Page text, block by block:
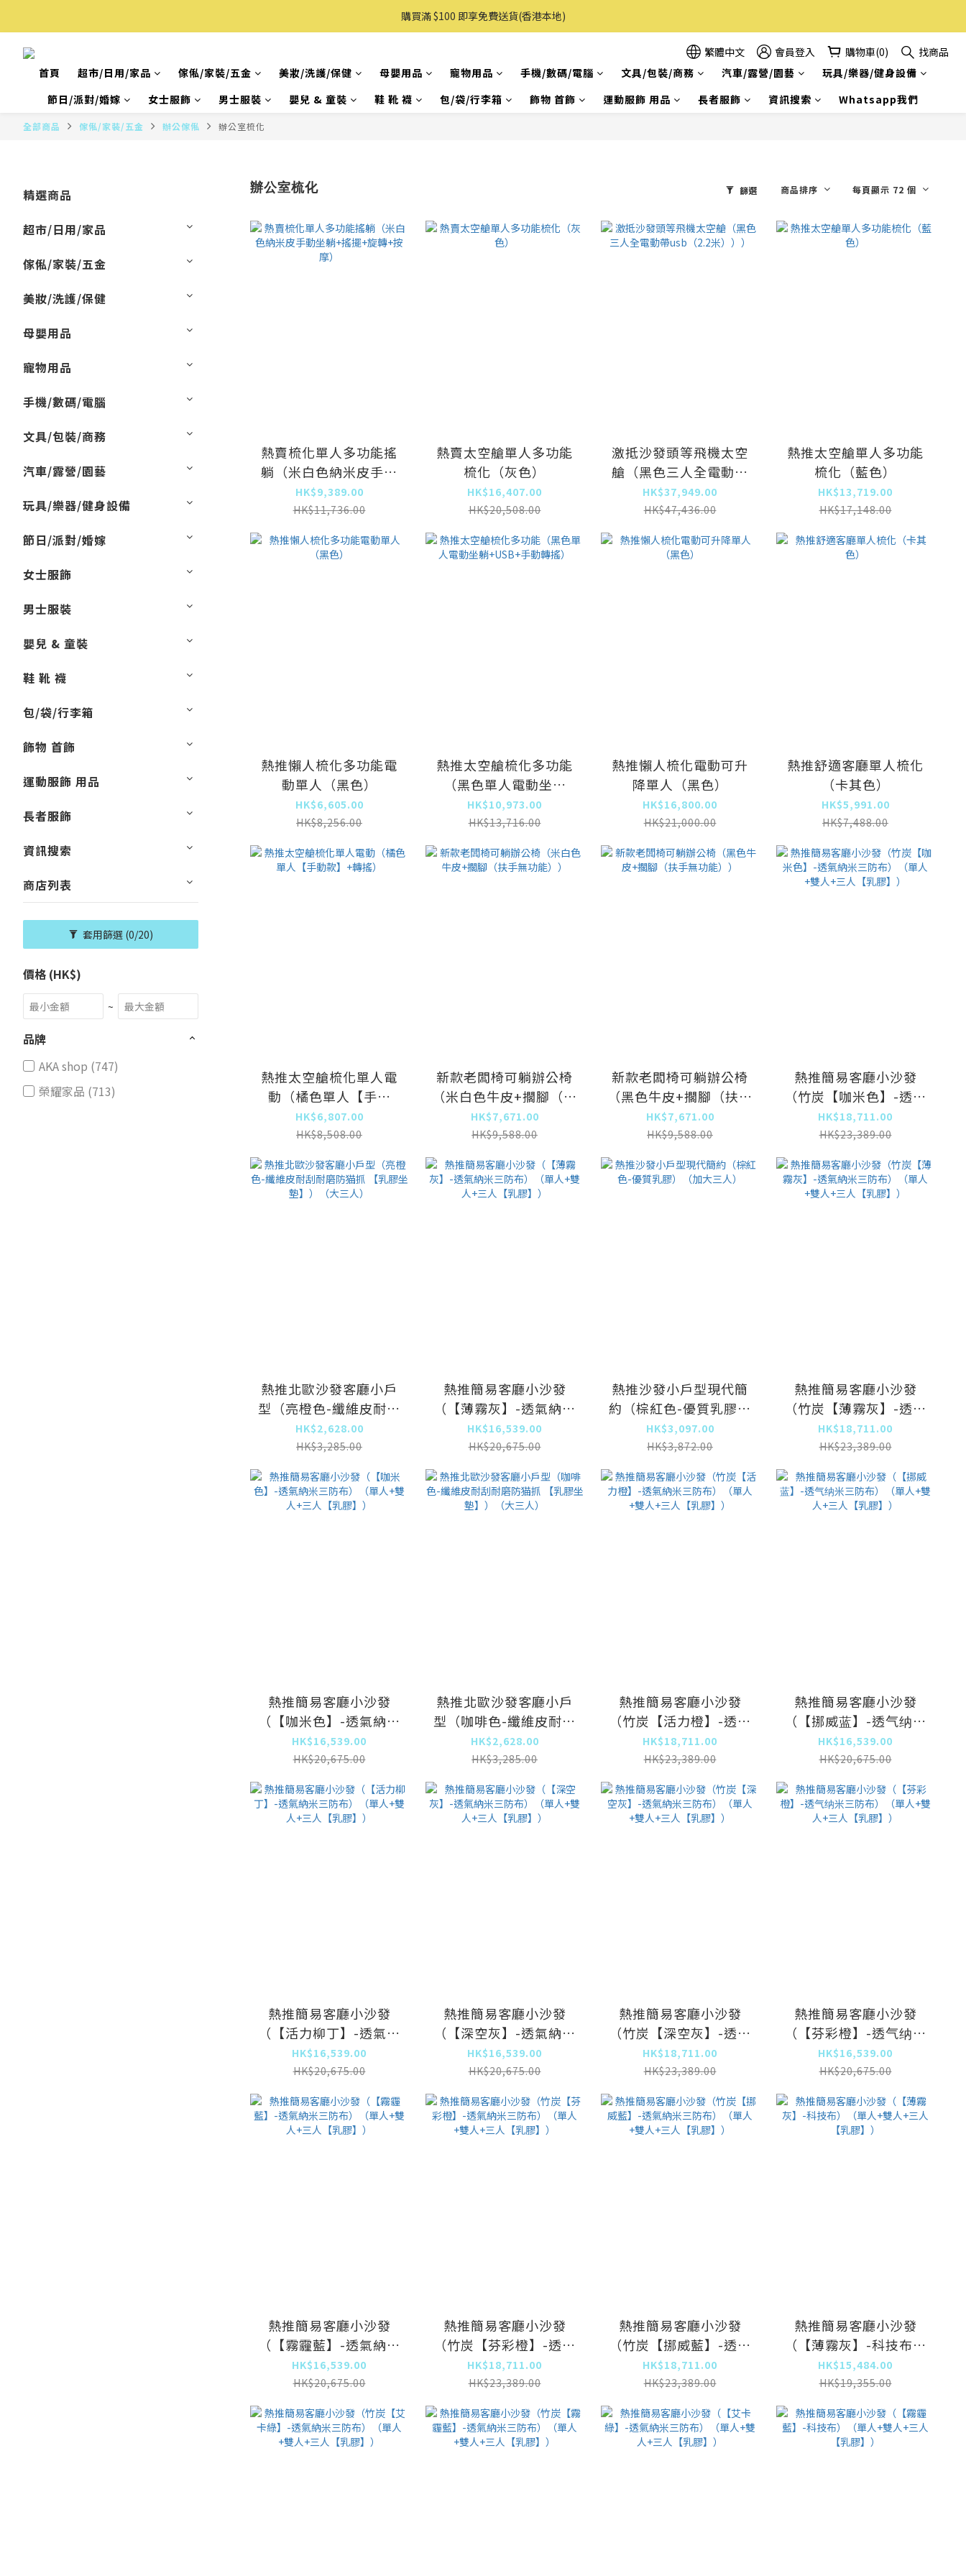
購買滿 $100 即享免費送貨(香港本地)
購買滿 $100 即享免費送貨(香港本地)
購買滿 $100 即享免費送貨(香港本地)
繁體中文 會員登入 購物車(0)
找商品
首頁
超市/日用/家品 傢俬/家裝/五金 美妝/洗護/保健 母嬰用品 寵物用品 手機/數碼/電腦 文具/包裝/商務 汽車/露營/園藝
玩具/樂器/健身設備
節日/派對/婚嫁
女士服飾 男士服裝 嬰兒 & 童裝 鞋 靴 襪 包/袋/行李箱 飾物 首飾 運動服飾 用品 長者服飾 資訊搜索 Whatsapp我們
全部商品 傢俬/家裝/五金 辦公傢俬 辦公室梳化
精選商品
超市/日用/家品
傢俬/家裝/五金
美妝/洗護/保健
母嬰用品
寵物用品
手機/數碼/電腦
文具/包裝/商務
汽車/露營/園藝
玩具/樂器/健身設備
節日/派對/婚嫁
女士服飾
男士服裝
嬰兒 & 童裝
鞋 靴 襪
包/袋/行李箱
飾物 首飾
運動服飾 用品
長者服飾
資訊搜索
商店列表
套用篩選 (0/20)
價格 (HK$)
~
品牌
AKA shop (747)
榮耀家品 (713)
辦公室梳化 篩選 商品排序 每頁顯示 72 個
熱賣梳化單人多功能搖
躺（米白色納米皮手動
坐躺+搖擺+旋轉+按
摩）
HK$9,389.00
HK$11,736.00
熱賣太空艙單人多功能
梳化（灰色）
HK$16,407.00
HK$20,508.00
激抵沙發頭等飛機太空
艙（黑色三人全電動帶
usb（2.2米）））
HK$37,949.00
HK$47,436.00
熱推太空艙單人多功能
梳化（藍色）
HK$13,719.00
HK$17,148.00
熱推懶人梳化多功能電
動單人（黑色）
HK$6,605.00
HK$8,256.00
熱推太空艙梳化多功能
（黑色單人電動坐躺
+USB+手動轉搖）
HK$10,973.00
HK$13,716.00
熱推懶人梳化電動可升
降單人（黑色）
HK$16,800.00
HK$21,000.00
熱推舒適客廳單人梳化
（卡其色）
HK$5,991.00
HK$7,488.00
熱推太空艙梳化單人電
動（橘色單人【手動
款】+轉搖）
HK$6,807.00
HK$8,508.00
新款老闆椅可躺辦公椅
（米白色牛皮+擱腳（扶
手無功能））
HK$7,671.00
HK$9,588.00
新款老闆椅可躺辦公椅
（黑色牛皮+擱腳（扶手
無功能））
HK$7,671.00
HK$9,588.00
熱推簡易客廳小沙發
（竹炭【咖米色】-透氣
納米三防布）（單人+雙
人+三人【乳膠】）
HK$18,711.00
HK$23,389.00
熱推北歐沙發客廳小戶
型（亮橙色-纖維皮耐刮
耐磨防猫抓 【乳膠坐
墊】）（大三人）
HK$2,628.00
HK$3,285.00
熱推簡易客廳小沙發
（【薄霧灰】-透氣納米
三防布）（單人+雙人
+三人【乳膠】）
HK$16,539.00
HK$20,675.00
熱推沙發小戶型現代簡
約（棕紅色-優質乳膠）
（加大三人）
HK$3,097.00
HK$3,872.00
熱推簡易客廳小沙發
（竹炭【薄霧灰】-透氣
納米三防布）（單人+雙
人+三人【乳膠】）
HK$18,711.00
HK$23,389.00
熱推簡易客廳小沙發
（【咖米色】-透氣納米
三防布）（單人+雙人
+三人【乳膠】）
HK$16,539.00
HK$20,675.00
熱推北歐沙發客廳小戶
型（咖啡色-纖維皮耐刮
耐磨防猫抓 【乳膠坐
墊】）（大三人）
HK$2,628.00
HK$3,285.00
熱推簡易客廳小沙發
（竹炭【活力橙】-透氣
納米三防布）（單人+雙
人+三人【乳膠】）
HK$18,711.00
HK$23,389.00
熱推簡易客廳小沙發
（【挪威蓝】-透气纳米
三防布）（單人+雙人
+三人【乳膠】）
HK$16,539.00
HK$20,675.00
熱推簡易客廳小沙發
（【活力柳丁】-透氣納
米三防布）（單人+雙人
+三人【乳膠】）
HK$16,539.00
HK$20,675.00
熱推簡易客廳小沙發
（【深空灰】-透氣納米
三防布）（單人+雙人
+三人【乳膠】）
HK$16,539.00
HK$20,675.00
熱推簡易客廳小沙發
（竹炭【深空灰】-透氣
納米三防布）（單人+雙
人+三人【乳膠】）
HK$18,711.00
HK$23,389.00
熱推簡易客廳小沙發
（【芬彩橙】-透气纳米
三防布）（單人+雙人
+三人【乳膠】）
HK$16,539.00
HK$20,675.00
熱推簡易客廳小沙發
（【霧霾藍】-透氣納米
三防布）（單人+雙人
+三人【乳膠】）
HK$16,539.00
HK$20,675.00
熱推簡易客廳小沙發
（竹炭【芬彩橙】-透氣
納米三防布）（單人+雙
人+三人【乳膠】）
HK$18,711.00
HK$23,389.00
熱推簡易客廳小沙發
（竹炭【挪威藍】-透氣
納米三防布）（單人+雙
人+三人【乳膠】）
HK$18,711.00
HK$23,389.00
熱推簡易客廳小沙發
（【薄霧灰】-科技布）
（單人+雙人+三人【乳
膠】）
HK$15,484.00
HK$19,355.00